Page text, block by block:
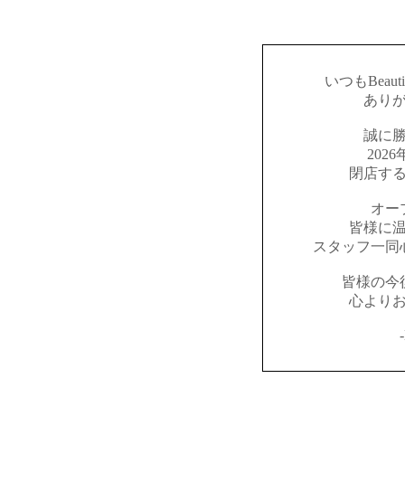
いつも
あり
誠に
2026
閉店す
オー
皆様に
スタッフ一
皆様の今
心より